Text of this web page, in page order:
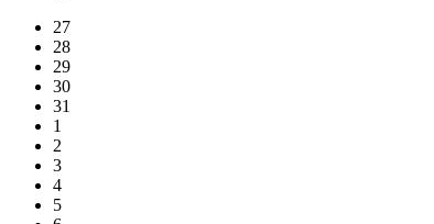
27
28
29
30
31
1
2
3
4
5